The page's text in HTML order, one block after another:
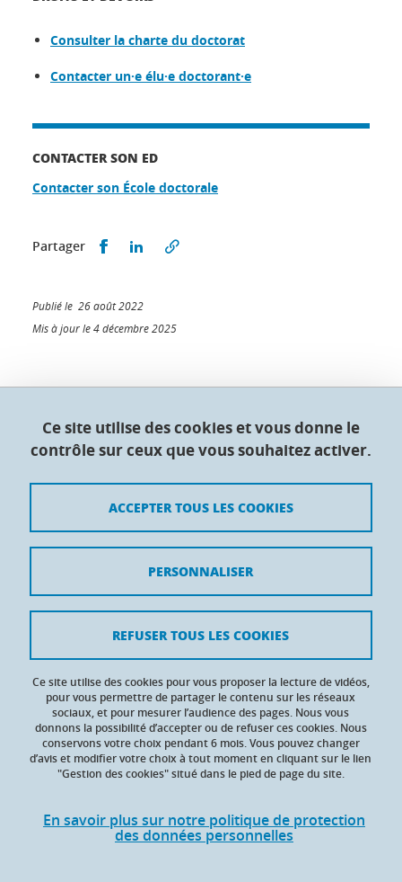
Consulter la charte du doctorat
Contacter un·e élu·e doctorant·e
CONTACTER SON ED
Contacter son École doctorale
Partager Partager sur Facebook
Partager sur LinkedIn
Publié le 26 août 2022
Mis à jour le 4 décembre 2025
Collège doctoral de l'Université Grenoble Alpes
Maison du doctorat Jean Kuntzmann
France
Crédits
Données personnelles
Gestion des cookies
Accessibilité : non conforme
Ce site utilise des cookies et vous donne le
contrôle sur ceux que vous souhaitez activer.
Ce site utilise des cookies pour vous proposer la lecture de vidéos,
pour vous permettre de partager le contenu sur les réseaux
sociaux, et pour mesurer l’audience des pages. Nous vous
donnons la possibilité d’accepter ou de refuser ces cookies. Nous
conservons votre choix pendant 6 mois. Vous pouvez changer
d’avis et modifier votre choix à tout moment en cliquant sur le lien
"Gestion des cookies" situé dans le pied de page du site.
En savoir plus sur notre politique de protection
des données personnelles
ACCEPTER TOUS LES COOKIES
REFUSER TOUS LES COOKIES
PERSONNALISER